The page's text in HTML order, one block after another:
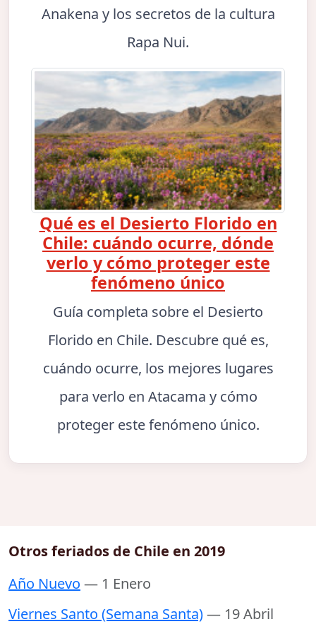
Anakena y los secretos de la cultura
Rapa Nui.
Qué es el Desierto Florido en
Chile: cuándo ocurre, dónde
verlo y cómo proteger este
fenómeno único
Guía completa sobre el Desierto
Florido en Chile. Descubre qué es,
cuándo ocurre, los mejores lugares
para verlo en Atacama y cómo
proteger este fenómeno único.
Otros feriados de Chile en 2019
Año Nuevo — 1 Enero
Viernes Santo (Semana Santa)— 19 Abril